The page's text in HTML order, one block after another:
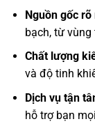
Nguồn gốc rõ
bạch, từ vùng
Chất lượng
và độ tinh
Dịch vụ tận
hỗ trợ bạn